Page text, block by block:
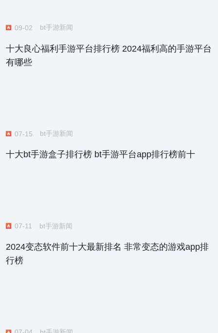
09-02 bt手游新闻
十大良心福利手游平台排行榜 2024福利高的手游平台
有哪些
07-15 bt手游新闻
十大bt手游盒子排行榜 bt手游平台app排行榜前十
07-11 bt手游新闻
2024变态软件前十大最新排名 非常变态的游戏app排
行榜